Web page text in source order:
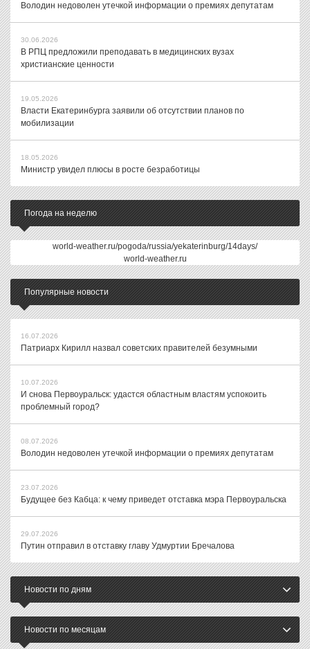
Володин недоволен утечкой информации о премиях депутатам
30.06.2026
В РПЦ предложили преподавать в медицинских вузах
христианские ценности
19.05.2026
Власти Екатеринбурга заявили об отсутствии планов по
мобилизации
18.05.2026
Министр увидел плюсы в росте безработицы
Погода на неделю
world-weather.ru/pogoda/russia/yekaterinburg/14days/
world-weather.ru
Популярные новости
16.07.2026
Патриарх Кирилл назвал советских правителей безумными
10.07.2026
И снова Первоуральск: удастся областным властям успокоить
проблемный город?
08.07.2026
Володин недоволен утечкой информации о премиях депутатам
23.07.2026
Будущее без Кабца: к чему приведет отставка мэра Первоуральска
29.07.2026
Путин отправил в отставку главу Удмуртии Бречалова
Новости по дням
Новости по месяцам